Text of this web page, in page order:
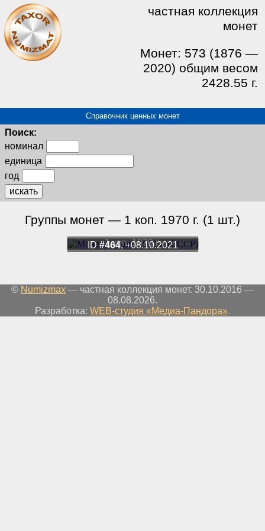
частная коллекция
монет
Монет: 573 (1876 —
2020) общим весом
2428.55 г.
Справочник ценных монет
Поиск:
номинал
единица
год
искать
Группы монет — 1 коп. 1970 г. (1 шт.)
1 коп. 1970 г.
ID#464, +08.10.2021
© Numizmax — частная коллекция монет. 30.10.2016 —
08.08.2026.
Разработка: WEB-студия «Медиа-Пандора».